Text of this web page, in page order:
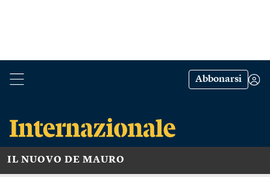
Abbonarsi
IL NUOVO DE MAURO